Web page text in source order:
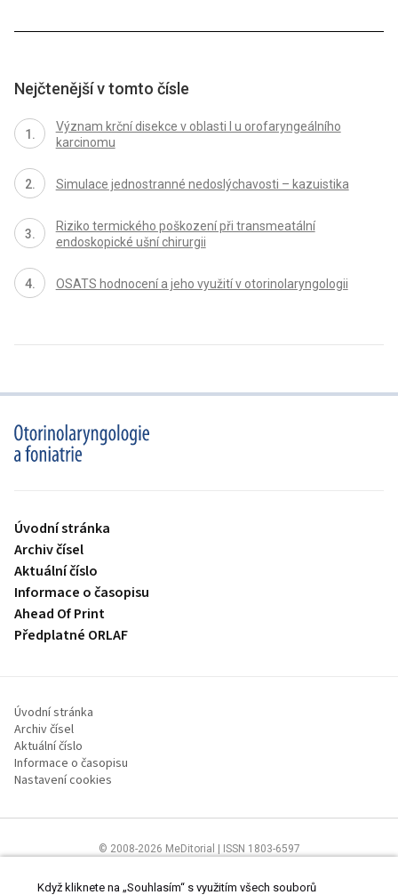
Nejčtenější v tomto čísle
Význam krční disekce v oblasti I u orofaryngeálního
karcinomu
Simulace jednostranné nedoslýchavosti – kazuistika
Riziko termického poškození při transmeatální
endoskopické ušní chirurgii
OSATS hodnocení a jeho využití v otorinolaryngologii
proLékaře.cz
Úvodní stránka
Archiv čísel
Aktuální číslo
Informace o časopisu
Ahead Of Print
Předplatné ORLAF
Úvodní stránka
Archiv čísel
Aktuální číslo
Informace o časopisu
Nastavení cookies
© 2008-2026 MeDitorial | ISSN 1803-6597
zdravotnictví.Čtěte prohlášeníaZásady zpracování osobních údajů
Když kliknete na „Souhlasím“ s využitím všech souborů